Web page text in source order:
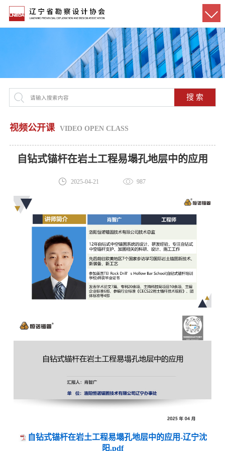
搜 索
视频公开课 VIDEO OPEN CLASS
自钻式锚杆在岩土工程易塌孔地层中的应用
2025-04-21 987
自钻式锚杆在岩土工程易塌孔地层中的应用-辽宁沈
阳.pdf